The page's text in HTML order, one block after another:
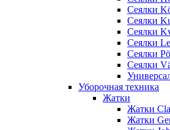
Сеялки
Сеялки
Сеялки
Сеялки
Сеялки
Сеялки
Уборочная техника
Жатки
Жатки
Жатки